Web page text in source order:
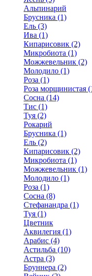
Альпинарий
Брусника (1)
Ель (3)
Ива (1)
Кипарисовик (2)
Микробиота (1)
Можжевельник (2)
Молодило (1)
Роза (1)
Роза морщинистая
Сосна (14)
Тис (1)
Туя (2)
Рокарий
Брусника (1)
Ель (2)
Кипарисовик (2)
Микробиота (1)
Можжевельник (1)
Молодило (1)
Роза (1)
Сосна (8)
Стефанандра (1)
Туя (1)
Цветник
Аквилегия (1)
Арабис (4)
Астильба (10)
Астра (3)
Бруннера (2)